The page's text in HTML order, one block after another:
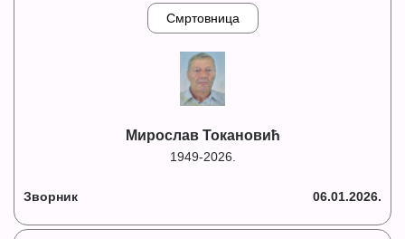
Смртовница
Мирослав Токановић
1949-2026.
Зворник 06.01.2026.